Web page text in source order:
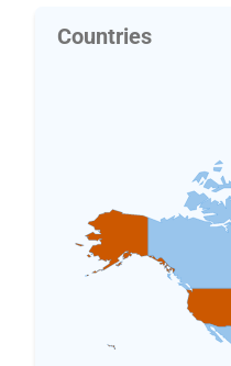
Countries